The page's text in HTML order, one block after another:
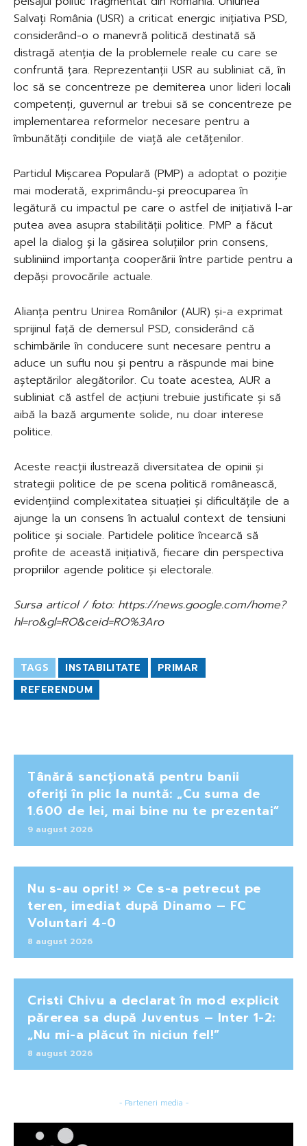
Salvați România (USR) a criticat energic inițiativa PSD,
considerând-o o manevră politică destinată să
distragă atenția de la problemele reale cu care se
confruntă țara. Reprezentanții USR au subliniat că, în
loc să se concentreze pe demiterea unor lideri locali
competenți, guvernul ar trebui să se concentreze pe
implementarea reformelor necesare pentru a
îmbunătăți condițiile de viață ale cetățenilor.
Partidul Mișcarea Populară (PMP) a adoptat o poziție
mai moderată, exprimându-și preocuparea în
legătură cu impactul pe care o astfel de inițiativă l-ar
putea avea asupra stabilității politice. PMP a făcut
apel la dialog și la găsirea soluțiilor prin consens,
subliniind importanța cooperării între partide pentru a
depăși provocările actuale.
Alianța pentru Unirea Românilor (AUR) și-a exprimat
sprijinul față de demersul PSD, considerând că
schimbările în conducere sunt necesare pentru a
aduce un suflu nou și pentru a răspunde mai bine
așteptărilor alegătorilor. Cu toate acestea, AUR a
subliniat că astfel de acțiuni trebuie justificate și să
aibă la bază argumente solide, nu doar interese
politice.
Aceste reacții ilustrează diversitatea de opinii și
strategii politice de pe scena politică românească,
evidențiind complexitatea situației și dificultățile de a
ajunge la un consens în actualul context de tensiuni
politice și sociale. Partidele politice încearcă să
profite de această inițiativă, fiecare din perspectiva
propriilor agende politice și electorale.
Sursa articol / foto: https://news.google.com/home?
hl=ro&gl=RO&ceid=RO%3Aro
TAGS INSTABILITATE
PRIMAR
REFERENDUM
Tânără sancționată pentru banii
oferiți în plic la nuntă: „Cu suma de
1.600 de lei, mai bine nu te prezentai”
9 august 2026
Nu s-au oprit! » Ce s-a petrecut pe
teren, imediat după Dinamo – FC
Voluntari 4-0
8 august 2026
Cristi Chivu a declarat în mod explicit
părerea sa după Juventus – Inter 1-2:
„Nu mi-a plăcut în niciun fel!”
8 august 2026
- Parteneri media -